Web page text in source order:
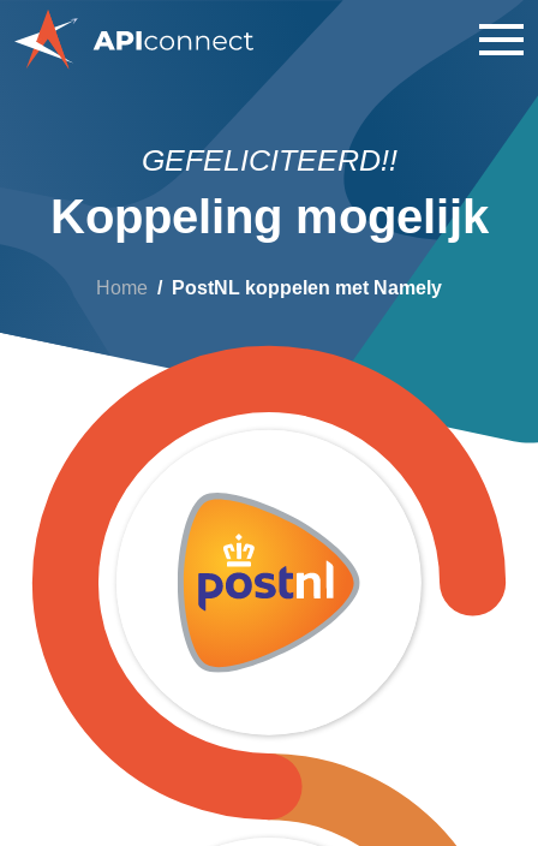
GEFELICITEERD!!
Koppeling mogelijk
Home PostNL koppelen met Namely